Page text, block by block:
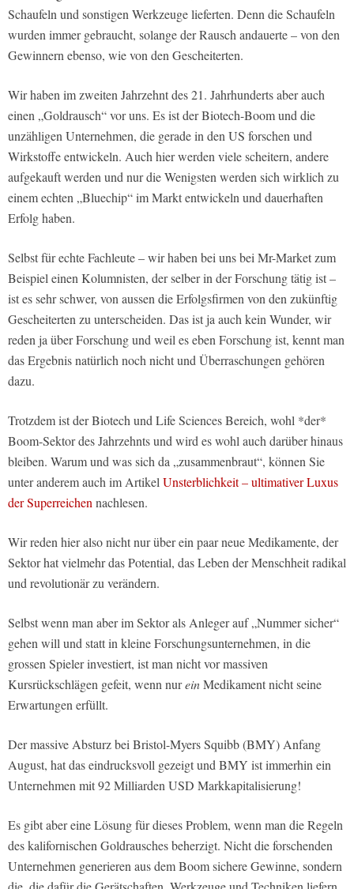
Schaufeln und sonstigen Werkzeuge lieferten. Denn die Schaufeln
wurden immer gebraucht, solange der Rausch andauerte – von den
Gewinnern ebenso, wie von den Gescheiterten.
Wir haben im zweiten Jahrzehnt des 21. Jahrhunderts aber auch
einen „Goldrausch“ vor uns. Es ist der Biotech-Boom und die
unzähligen Unternehmen, die gerade in den US forschen und
Wirkstoffe entwickeln. Auch hier werden viele scheitern, andere
aufgekauft werden und nur die Wenigsten werden sich wirklich zu
einem echten „Bluechip“ im Markt entwickeln und dauerhaften
Erfolg haben.
Selbst für echte Fachleute – wir haben bei uns bei Mr-Market zum
Beispiel einen Kolumnisten, der selber in der Forschung tätig ist –
ist es sehr schwer, von aussen die Erfolgsfirmen von den zukünftig
Gescheiterten zu unterscheiden. Das ist ja auch kein Wunder, wir
reden ja über Forschung und weil es eben Forschung ist, kennt man
das Ergebnis natürlich noch nicht und Überraschungen gehören
dazu.
Trotzdem ist der Biotech und Life Sciences Bereich, wohl *der*
Boom-Sektor des Jahrzehnts und wird es wohl auch darüber hinaus
bleiben. Warum und was sich da „zusammenbraut“, können Sie
unter anderem auch im ArtikelUnsterblichkeit – ultimativer Luxus
der Superreichennachlesen.
Wir reden hier also nicht nur über ein paar neue Medikamente, der
Sektor hat vielmehr das Potential, das Leben der Menschheit radikal
und revolutionär zu verändern.
Selbst wenn man aber im Sektor als Anleger auf „Nummer sicher“
gehen will und statt in kleine Forschungsunternehmen, in die
grossen Spieler investiert, ist man nicht vor massiven
Kursrückschlägen gefeit, wenn nureinMedikament nicht seine
Erwartungen erfüllt.
Der massive Absturz bei Bristol-Myers Squibb (BMY) Anfang
August, hat das eindrucksvoll gezeigt und BMY ist immerhin ein
Unternehmen mit 92 Milliarden USD Markkapitalisierung!
Es gibt aber eine Lösung für dieses Problem, wenn man die Regeln
des kalifornischen Goldrausches beherzigt. Nicht die forschenden
Unternehmen generieren aus dem Boom sichere Gewinne, sondern